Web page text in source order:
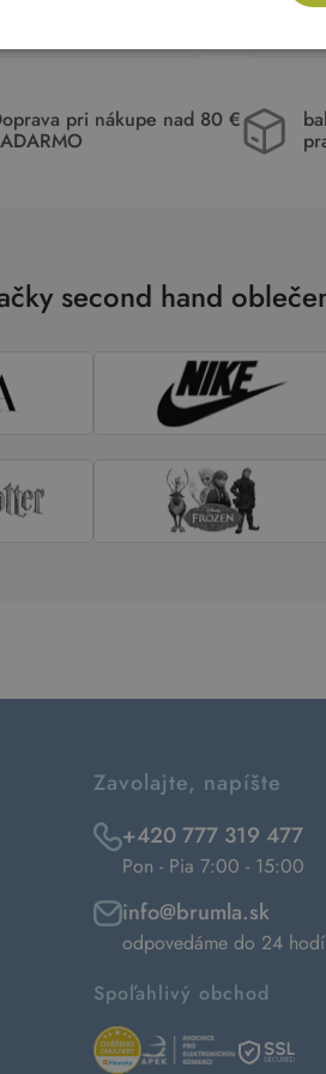
pri nákupe nad 80 €
second hand
Zavolajte, napíšte
+420 777 319 477
Pon - Pia 7:00 - 15:00
info@brumla.sk
odpovedáme do 24
Spoľahlivý obchod